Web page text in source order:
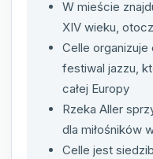
W mieście
XIV wieku,
Celle
festiwal jazzu,
całej Europy
Rzeka Aller
dla miłośników
Celle jest